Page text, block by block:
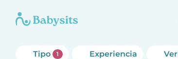
Tipo 1 Experiencia